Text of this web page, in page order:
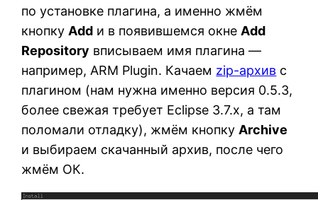
по установке плагина, а именно жмём
кнопкуAdd и в появившемся окнеAdd
Repository вписываем имя плагина —
например, ARM Plugin. Качаем zip-архив с
плагином (нам нужна именно версия 0.5.3,
более свежая требует Eclipse 3.7.x, а там
поломали отладку), жмём кнопкуArchive
и выбираем скачанный архив, после чего
жмём ОК.